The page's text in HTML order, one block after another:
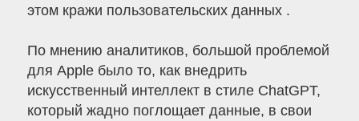
этом кражи пользовательских данных .
По мнению аналитиков, большой проблемой
для Apple было то, как внедрить
искусственный интеллект в стиле ChatGPT,
который жадно поглощает данные, в свои